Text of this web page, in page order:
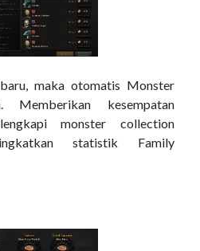
maka otomatis Monster
Memberikan kesempatan
monster collection
statistik Family